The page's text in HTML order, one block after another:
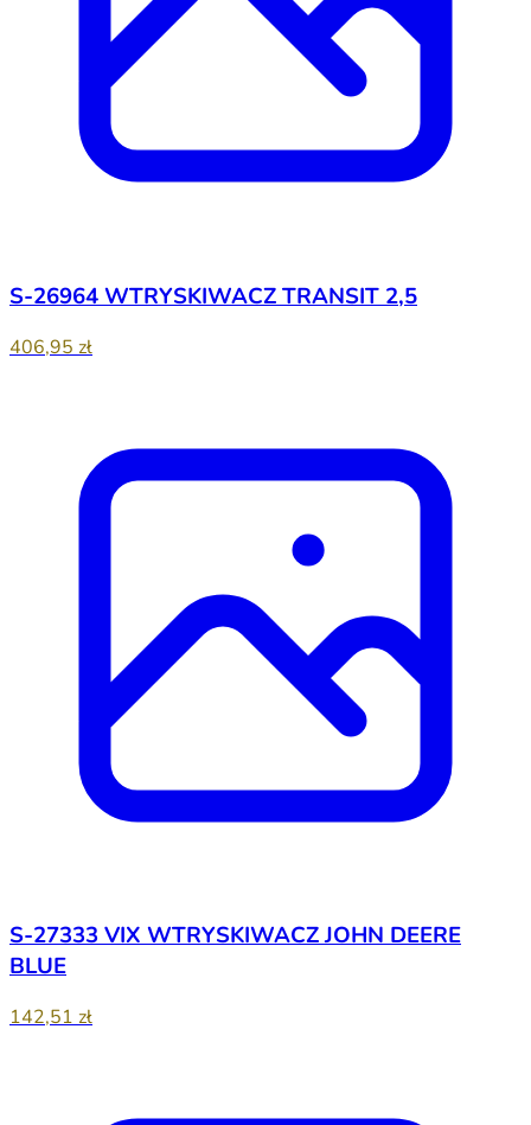
S-26964 WTRYSKIWACZ TRANSIT 2,5
406,95 zł
S-27333 VIX WTRYSKIWACZ JOHN DEERE
BLUE
142,51 zł